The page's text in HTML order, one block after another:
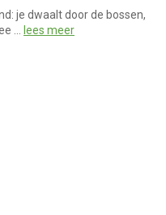
je dwaalt door de bossen,
…
lees meer